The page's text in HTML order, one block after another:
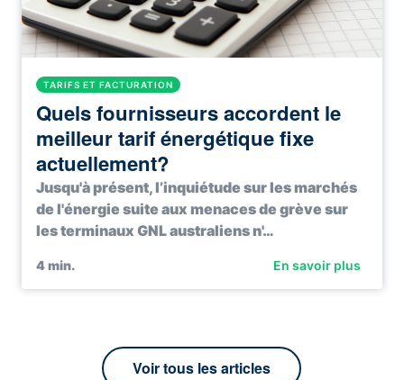
TARIFS ET FACTURATION
Quels fournisseurs accordent le
meilleur tarif énergétique fixe
actuellement?
Jusqu'à présent, l’inquiétude sur les marchés
de l'énergie suite aux menaces de grève sur
les terminaux GNL australiens n'…
4min. En savoir plus
Voir tous les articles